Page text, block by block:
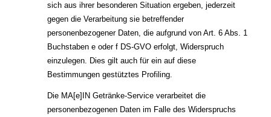
sich aus ihrer besonderen Situation ergeben, jederzeit
gegen die Verarbeitung sie betreffender
personenbezogener Daten, die aufgrund von Art. 6 Abs. 1
Buchstaben e oder f DS-GVO erfolgt, Widerspruch
einzulegen. Dies gilt auch für ein auf diese
Bestimmungen gestütztes Profiling.
Die MA[e]IN Getränke-Service verarbeitet die
personenbezogenen Daten im Falle des Widerspruchs